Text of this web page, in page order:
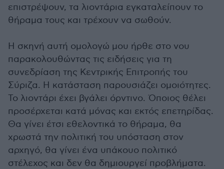
επιστρέψουν, τα λιοντάρια εγκαταλείπουν το
θήραμα τους και τρέχουν να σωθούν.
Η σκηνή αυτή ομολογώ μου ήρθε στο νου
παρακολουθώντας τις ειδήσεις για τη
συνεδρίαση της Κεντρικής Επιτροπής του
Σύριζα. Η κατάσταση παρουσιάζει ομοιότητες.
Το λιοντάρι έχει βγάλει όρντινο. Όποιος θέλει
προσέρχεται κατά μόνας και εκτός επετηρίδας.
Θα γίνει έτσι εθελοντικά το θήραμα, θα
χρωστά την πολιτική του υπόσταση στον
αρχηγό, θα γίνει ένα υπάκουο πολιτικό
στέλεχος και δεν θα δημιουργεί προβλήματα.